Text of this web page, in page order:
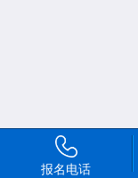
首页
报名电话